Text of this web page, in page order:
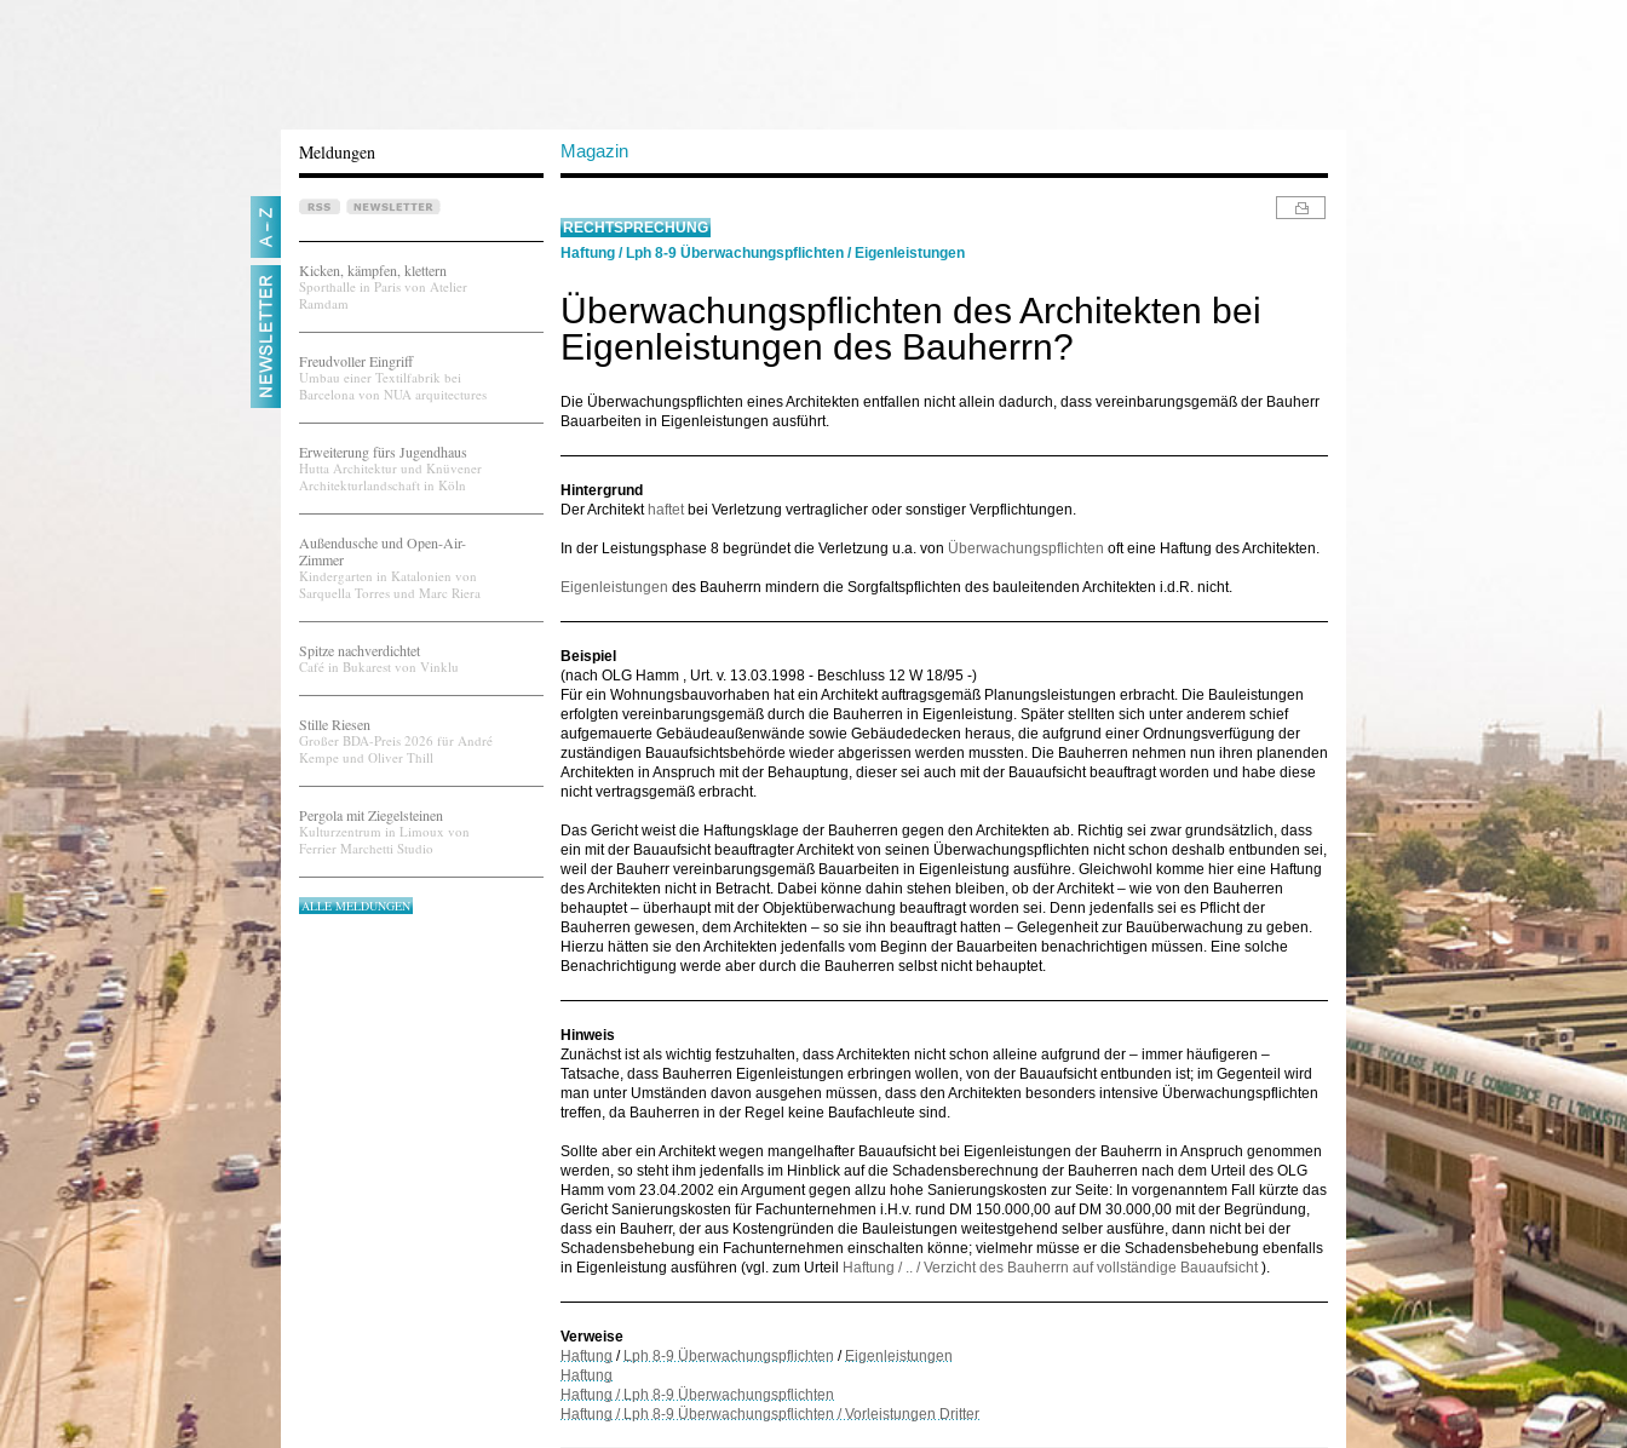
Meldungen Magazin
Kicken, kämpfen, klettern
Sporthalle in Paris von Atelier
Ramdam
Freudvoller Eingriff
Umbau einer Textilfabrik bei
Barcelona von NUA arquitectures
Erweiterung fürs Jugendhaus
Hutta Architektur und Knüvener
Architekturlandschaft in Köln
Außendusche und Open-Air-
Zimmer
Kindergarten in Katalonien von
Sarquella Torres und Marc Riera
Spitze nachverdichtet
Café in Bukarest von Vinklu
Stille Riesen
Großer BDA-Preis 2026 für André
Kempe und Oliver Thill
Pergola mit Ziegelsteinen
Kulturzentrum in Limoux von
Ferrier Marchetti Studio
ALLE MELDUNGEN
RECHTSPRECHUNG
Haftung / Lph 8-9 Überwachungspflichten / Eigenleistungen
Überwachungspflichten des Architekten bei
Eigenleistungen des Bauherrn?
Die Überwachungspflichten eines Architekten entfallen nicht allein dadurch, dass vereinbarungsgemäß der Bauherr
Bauarbeiten in Eigenleistungen ausführt.
Hintergrund
Der Architekt haftetbei Verletzung vertraglicher oder sonstiger Verpflichtungen.
In der Leistungsphase 8 begründet die Verletzung u.a. von Überwachungspflichten oft eine Haftung des Architekten.
Eigenleistungen des Bauherrn mindern die Sorgfaltspflichten des bauleitenden Architekten i.d.R. nicht.
Beispiel
(nach OLG Hamm , Urt. v. 13.03.1998 - Beschluss 12 W 18/95 -)
Für ein Wohnungsbauvorhaben hat ein Architekt auftragsgemäß Planungsleistungen erbracht. Die Bauleistungen
erfolgten vereinbarungsgemäß durch die Bauherren in Eigenleistung. Später stellten sich unter anderem schief
aufgemauerte Gebäudeaußenwände sowie Gebäudedecken heraus, die aufgrund einer Ordnungsverfügung der
zuständigen Bauaufsichtsbehörde wieder abgerissen werden mussten. Die Bauherren nehmen nun ihren planenden
Architekten in Anspruch mit der Behauptung, dieser sei auch mit der Bauaufsicht beauftragt worden und habe diese
nicht vertragsgemäß erbracht.
Das Gericht weist die Haftungsklage der Bauherren gegen den Architekten ab. Richtig sei zwar grundsätzlich, dass
ein mit der Bauaufsicht beauftragter Architekt von seinen Überwachungspflichten nicht schon deshalb entbunden sei,
weil der Bauherr vereinbarungsgemäß Bauarbeiten in Eigenleistung ausführe. Gleichwohl komme hier eine Haftung
des Architekten nicht in Betracht. Dabei könne dahin stehen bleiben, ob der Architekt – wie von den Bauherren
behauptet – überhaupt mit der Objektüberwachung beauftragt worden sei. Denn jedenfalls sei es Pflicht der
Bauherren gewesen, dem Architekten – so sie ihn beauftragt hatten – Gelegenheit zur Bauüberwachung zu geben.
Hierzu hätten sie den Architekten jedenfalls vom Beginn der Bauarbeiten benachrichtigen müssen. Eine solche
Benachrichtigung werde aber durch die Bauherren selbst nicht behauptet.
Hinweis
Zunächst ist als wichtig festzuhalten, dass Architekten nicht schon alleine aufgrund der – immer häufigeren –
Tatsache, dass Bauherren Eigenleistungen erbringen wollen, von der Bauaufsicht entbunden ist; im Gegenteil wird
man unter Umständen davon ausgehen müssen, dass den Architekten besonders intensive Überwachungspflichten
treffen, da Bauherren in der Regel keine Baufachleute sind.
Sollte aber ein Architekt wegen mangelhafter Bauaufsicht bei Eigenleistungen der Bauherrn in Anspruch genommen
werden, so steht ihm jedenfalls im Hinblick auf die Schadensberechnung der Bauherren nach dem Urteil des OLG
Hamm vom 23.04.2002 ein Argument gegen allzu hohe Sanierungskosten zur Seite: In vorgenanntem Fall kürzte das
Gericht Sanierungskosten für Fachunternehmen i.H.v. rund DM 150.000,00 auf DM 30.000,00 mit der Begründung,
dass ein Bauherr, der aus Kostengründen die Bauleistungen weitestgehend selber ausführe, dann nicht bei der
Schadensbehebung ein Fachunternehmen einschalten könne; vielmehr müsse er die Schadensbehebung ebenfalls
in Eigenleistung ausführen (vgl. zum Urteil
Haftung / .. / Verzicht des Bauherrn auf vollständige Bauaufsicht).
Verweise
Haftung / Lph 8-9 Überwachungspflichten / Eigenleistungen
Haftung
Haftung / Lph 8-9 Überwachungspflichten
Haftung / Lph 8-9 Überwachungspflichten / Vorleistungen Dritter